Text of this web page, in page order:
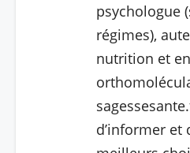
psychologue
régimes),
nutrition et
d’informer et